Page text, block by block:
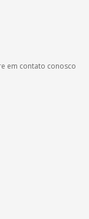
em contato conosco